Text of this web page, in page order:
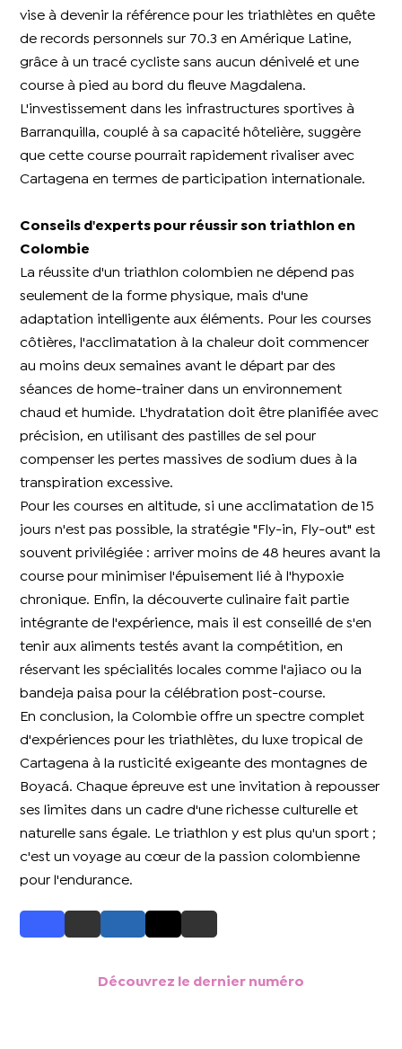
vise à devenir la référence pour les triathlètes en quête
de records personnels sur 70.3 en Amérique Latine,
grâce à un tracé cycliste sans aucun dénivelé et une
course à pied au bord du fleuve Magdalena.
L'investissement dans les infrastructures sportives à
Barranquilla, couplé à sa capacité hôtelière, suggère
que cette course pourrait rapidement rivaliser avec
Cartagena en termes de participation internationale.
Conseils d'experts pour réussir son triathlon en
Colombie​
La réussite d'un triathlon colombien ne dépend pas
seulement de la forme physique, mais d'une
adaptation intelligente aux éléments. Pour les courses
côtières, l'acclimatation à la chaleur doit commencer
au moins deux semaines avant le départ par des
séances de home-trainer dans un environnement
chaud et humide. L'hydratation doit être planifiée avec
précision, en utilisant des pastilles de sel pour
compenser les pertes massives de sodium dues à la
transpiration excessive.
Pour les courses en altitude, si une acclimatation de 15
jours n'est pas possible, la stratégie "Fly-in, Fly-out" est
souvent privilégiée : arriver moins de 48 heures avant la
course pour minimiser l'épuisement lié à l'hypoxie
chronique. Enfin, la découverte culinaire fait partie
intégrante de l'expérience, mais il est conseillé de s'en
tenir aux aliments testés avant la compétition, en
réservant les spécialités locales comme l'ajiaco ou la
bandeja paisa pour la célébration post-course.
En conclusion, la Colombie offre un spectre complet
d'expériences pour les triathlètes, du luxe tropical de
Cartagena à la rusticité exigeante des montagnes de
Boyacá. Chaque épreuve est une invitation à repousser
ses limites dans un cadre d'une richesse culturelle et
naturelle sans égale. Le triathlon y est plus qu'un sport ;
c'est un voyage au cœur de la passion colombienne
pour l'endurance.
Découvrez le dernier numéro